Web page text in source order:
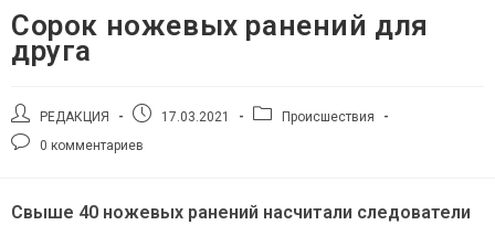
Сорок ножевых ранений для
друга
Автор
записи:
РЕДАКЦИЯ
Запись17.03.2021
РубрикаПроисшествия
Комментарии
0 комментариев
Свыше 40 ножевых ранений насчитали следователи